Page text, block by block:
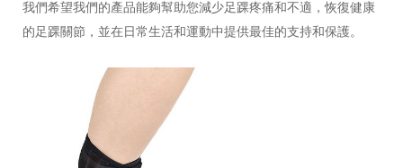
我們希望我們的產品能夠幫助您減少足踝疼痛和不適，恢復健康
的足踝關節，並在日常生活和運動中提供最佳的支持和保護。